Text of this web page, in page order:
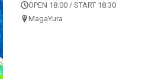
OPEN 18:00 / START 18:30
MagaYura